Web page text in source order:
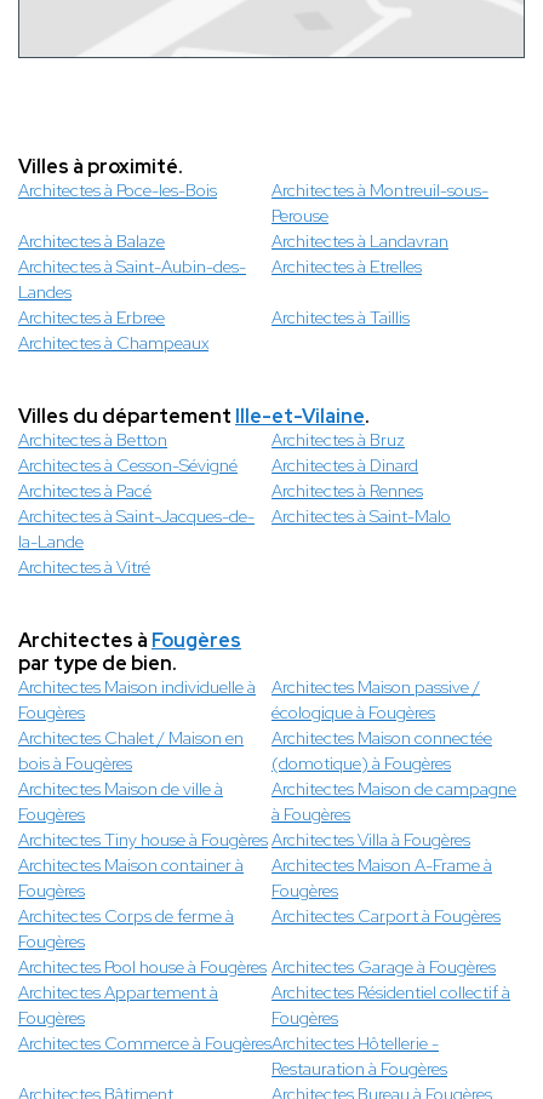
Villes à proximité.
Architectes à Poce-les-Bois
Architectes à Montreuil-sous-
Perouse
Architectes à Balaze
Architectes à Landavran
Architectes à Saint-Aubin-des-
Landes
Architectes à Etrelles
Architectes à Erbree
Architectes à Taillis
Architectes à Champeaux
Villes du département Ille-et-Vilaine.
Architectes à Betton
Architectes à Bruz
Architectes à Cesson-Sévigné
Architectes à Dinard
Architectes à Pacé
Architectes à Rennes
Architectes à Saint-Jacques-de-
la-Lande
Architectes à Saint-Malo
Architectes à Vitré
Architectes à Fougères
par type de bien.
Architectes Maison individuelle à
Fougères
Architectes Maison passive /
écologique à Fougères
Architectes Chalet / Maison en
bois à Fougères
Architectes Maison connectée
(domotique) à Fougères
Architectes Maison de ville à
Fougères
Architectes Maison de campagne
à Fougères
Architectes Tiny house à FougèresArchitectes Villa à Fougères
Architectes Maison container à
Fougères
Architectes Maison A-Frame à
Fougères
Architectes Corps de ferme à
Fougères
Architectes Carport à Fougères
Architectes Pool house à Fougères Architectes Garage à Fougères
Architectes Appartement à
Fougères
Architectes Résidentiel collectif à
Fougères
Architectes Commerce à FougèresArchitectes Hôtellerie -
Restauration à Fougères
Architectes Bâtiment
Architectes Bureau à Fougères